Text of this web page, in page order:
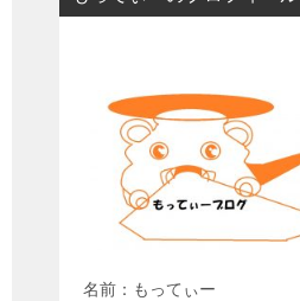
名前：もってぃー